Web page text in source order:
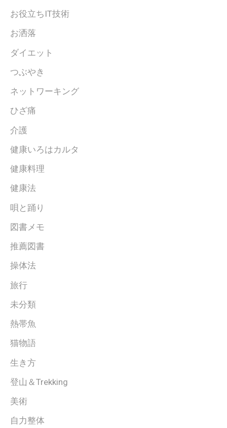
お役立ちIT技術
お洒落
ダイエット
つぶやき
ネットワーキング
ひざ痛
介護
健康いろはカルタ
健康料理
健康法
唄と踊り
図書メモ
推薦図書
操体法
旅行
未分類
熱帯魚
猫物語
生き方
登山＆Trekking
美術
自力整体